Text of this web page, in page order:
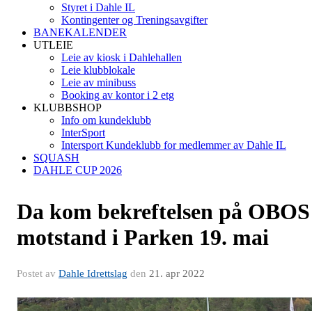
Styret i Dahle IL
Kontingenter og Treningsavgifter
BANEKALENDER
UTLEIE
Leie av kiosk i Dahlehallen
Leie klubblokale
Leie av minibuss
Booking av kontor i 2 etg
KLUBBSHOP
Info om kundeklubb
InterSport
Intersport Kundeklubb for medlemmer av Dahle IL
SQUASH
DAHLE CUP 2026
Da kom bekreftelsen på OBOS
motstand i Parken 19. mai
Postet av Dahle Idrettslag den 21. apr 2022